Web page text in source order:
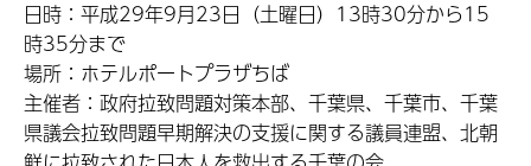
日時：平成29年9月23日（土曜日）13時30分から15
時35分まで
場所：ホテルポートプラザちば
主催者：政府拉致問題対策本部、千葉県、千葉市、千葉
県議会拉致問題早期解決の支援に関する議員連盟、北朝